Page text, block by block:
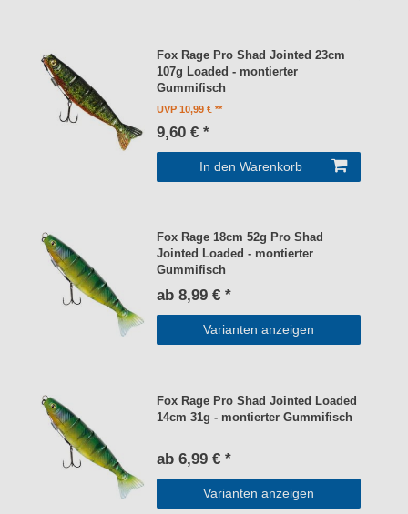
Fox Rage Pro Shad Jointed 23cm
107g Loaded - montierter
Gummifisch
UVP 10,99 €
9,60 € *
In den Warenkorb
Fox Rage 18cm 52g Pro Shad
Jointed Loaded - montierter
Gummifisch
ab 8,99 € *
Varianten anzeigen
Fox Rage Pro Shad Jointed Loaded
14cm 31g - montierter Gummifisch
ab 6,99 € *
Varianten anzeigen